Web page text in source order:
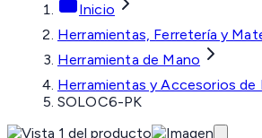
Inicio
Herramientas, Ferretería y
Herramienta de Mano
Herramientas y Accesorios de
SOLOC6-PK